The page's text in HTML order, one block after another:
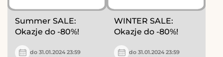
Summer SALE:
Okazje do -80%!
do 31.01.2024 23:59
WINTER SALE:
Okazje do -80%!
do 31.01.2024 23:59